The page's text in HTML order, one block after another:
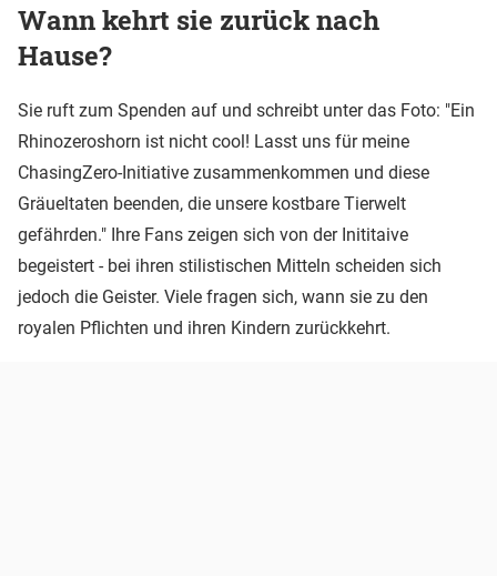
Wann kehrt sie zurück nach
Hause?
Sie ruft zum Spenden auf und schreibt unter das Foto: "Ein
Rhinozeroshorn ist nicht cool! Lasst uns für meine
ChasingZero-Initiative zusammenkommen und diese
Gräueltaten beenden, die unsere kostbare Tierwelt
gefährden." Ihre Fans zeigen sich von der Inititaive
begeistert - bei ihren stilistischen Mitteln scheiden sich
jedoch die Geister. Viele fragen sich, wann sie zu den
royalen Pflichten und ihren Kindern zurückkehrt.